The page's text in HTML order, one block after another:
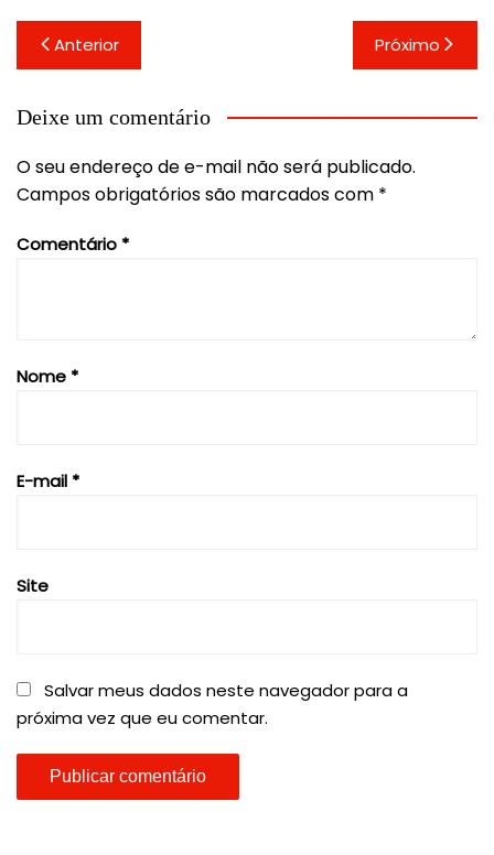
Navegação
de
Post
Anterior Próximo
Deixe um comentário
O seu endereço de e-mail não será publicado.
Campos obrigatórios são marcados com *
Comentário *
Nome *
E-mail *
Site
Salvar meus dados neste navegador para a
próxima vez que eu comentar.